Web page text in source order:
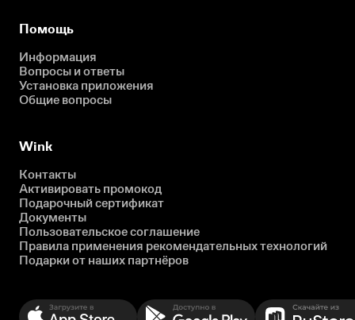
Помощь
Информация
Вопросы и ответы
Установка приложения
Общие вопросы
Wink
Контакты
Активировать промокод
Подарочный сертификат
Документы
Пользовательское соглашение
Правила применения рекомендательных технологий
Подарки от наших партнёров